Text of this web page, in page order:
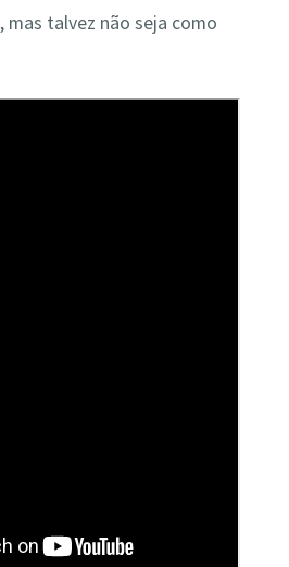
, mas talvez não seja como